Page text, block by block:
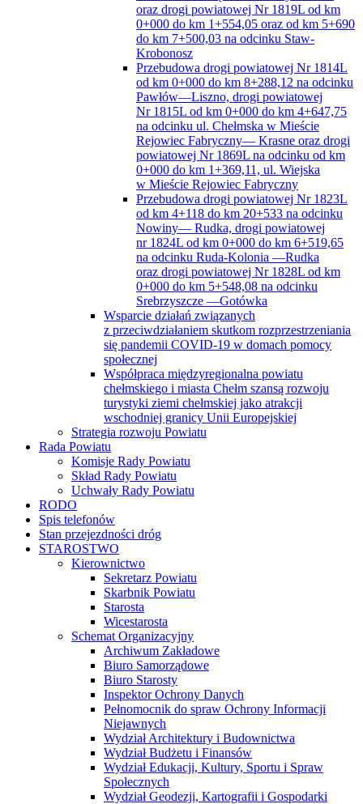
oraz drogi powiatowej Nr 1819L od km
0+000 do km 1+554,05 oraz od km 5+690
do km 7+500,03 na odcinku Staw-
Krobonosz
Przebudowa drogi powiatowej Nr 1814L
od km 0+000 do km 8+288,12 na odcinku
Pawłów—Liszno, drogi powiatowej
Nr 1815L od km 0+000 do km 4+647,75
na odcinku ul. Chełmska w Mieście
Rejowiec Fabryczny— Krasne oraz drogi
powiatowej Nr 1869L na odcinku od km
0+000 do km 1+369,11, ul. Wiejska
w Mieście Rejowiec Fabryczny
Przebudowa drogi powiatowej Nr 1823L
od km 4+118 do km 20+533 na odcinku
Nowiny— Rudka, drogi powiatowej
nr 1824L od km 0+000 do km 6+519,65
na odcinku Ruda-Kolonia —Rudka
oraz drogi powiatowej Nr 1828L od km
0+000 do km 5+548,08 na odcinku
Srebrzyszcze —Gotówka
Wsparcie działań związanych
z przeciwdziałaniem skutkom rozprzestrzeniania
się pandemii COVID-19 w domach pomocy
społecznej
Współpraca międzyregionalna powiatu
chełmskiego i miasta Chełm szansą rozwoju
turystyki ziemi chełmskiej jako atrakcji
wschodniej granicy Unii Europejskiej
Strategia rozwoju Powiatu
Rada Powiatu
Komisje Rady Powiatu
Skład Rady Powiatu
Uchwały Rady Powiatu
RODO
Spis telefonów
Stan przejezdności dróg
STAROSTWO
Kierownictwo
Sekretarz Powiatu
Skarbnik Powiatu
Starosta
Wicestarosta
Schemat Organizacyjny
Archiwum Zakładowe
Biuro Samorządowe
Biuro Starosty
Inspektor Ochrony Danych
Pełnomocnik do spraw Ochrony Informacji
Niejawnych
Wydział Architektury i Budownictwa
Wydział Budżetu i Finansów
Wydział Edukacji, Kultury, Sportu i Spraw
Społecznych
Wydział Geodezji, Kartografii i Gospodarki